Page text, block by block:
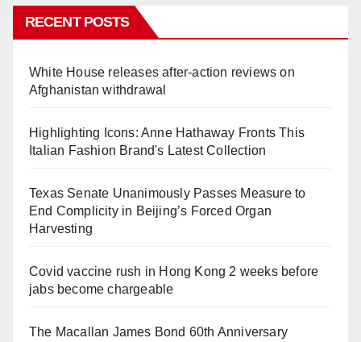
RECENT POSTS
White House releases after-action reviews on
Afghanistan withdrawal
Highlighting Icons: Anne Hathaway Fronts This
Italian Fashion Brand's Latest Collection
Texas Senate Unanimously Passes Measure to
End Complicity in Beijing’s Forced Organ
Harvesting
Covid vaccine rush in Hong Kong 2 weeks before
jabs become chargeable
The Macallan James Bond 60th Anniversary